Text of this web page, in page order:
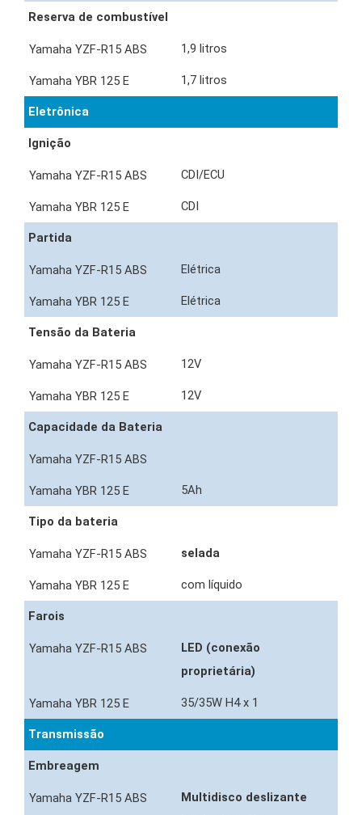
Reserva de combustível
1,9 litros
1,7 litros
Eletrônica
Ignição
CDI/ECU
CDI
Partida
Elétrica
Elétrica
Tensão da Bateria
12V
12V
Capacidade da Bateria
5Ah
Tipo da bateria
selada
com líquido
Farois
LED (conexão
proprietária)
35/35W H4 x 1
Transmissão
Embreagem
Multidisco deslizante